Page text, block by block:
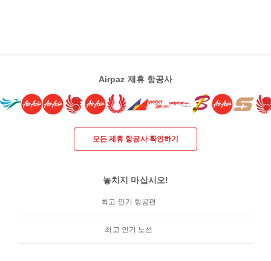
Airpaz 제휴 항공사
모든 제휴 항공사 확인하기
놓치지 마십시오!
최고 인기 항공편
최고 인기 노선